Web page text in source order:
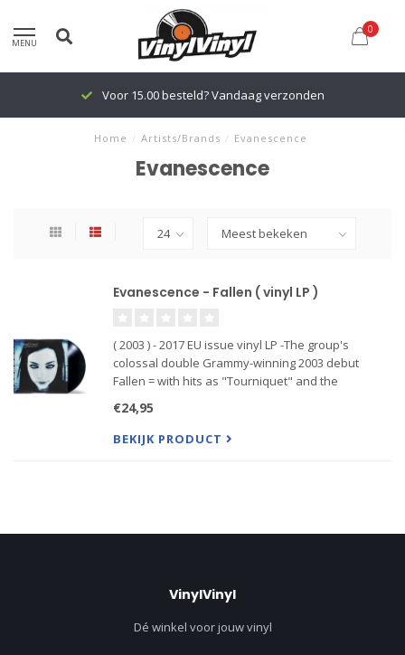
MENU
0
Voor 15.00 besteld? Vandaag verzonden
Home / Artists/Brands / Evanescence
Evanescence
Evanescence - Fallen ( vinyl LP )
( 2003 ) - 2017 EU issue vinyl LP -The group's
colossal double Grammy-winning 2003 debut
Fallen = with hits as "Tourniquet" and the
Life" to piano-driven power ballads such as "My
Immortal" & "Whisper."
€24,95
BEKIJK PRODUCT
VinylVinyl
Dé winkel voor jouw vinyl